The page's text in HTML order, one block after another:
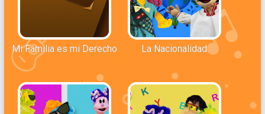
Mi Familia es mi Derecho La Nacionalidad